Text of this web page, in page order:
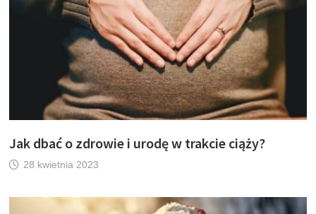
Jak dbać o zdrowie i urodę w trakcie ciąży?
28 kwietnia 2023